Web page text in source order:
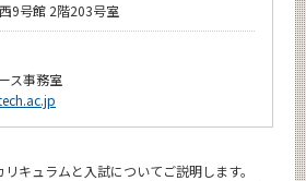
西9号館 2階203号室
ス事務室
キュラムと入試についてご説明します。